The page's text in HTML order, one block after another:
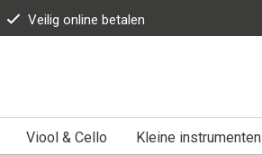
Veilig online betalen
Viool & Cello Kleine instrumenten